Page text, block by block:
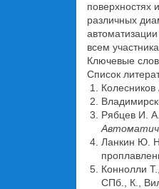
поверхностях
различных
всем
Ключевые
Список
Рябцев И.
Ланкин Ю.
Коннолли
СПб., К.,